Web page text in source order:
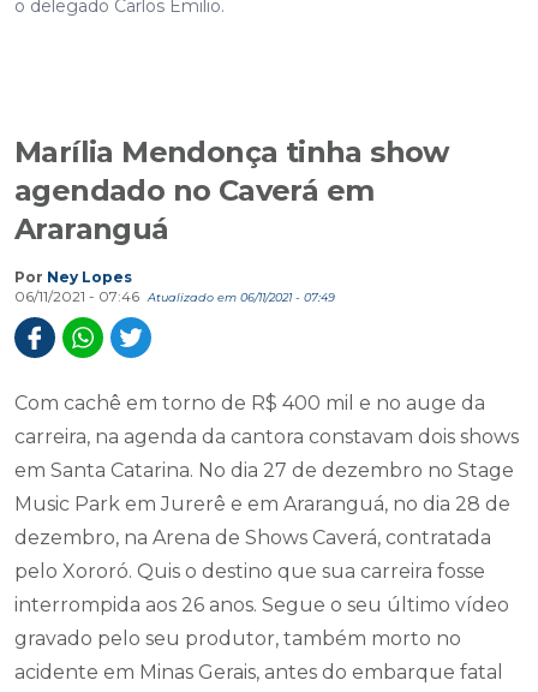
o delegado Carlos Emilio.
Marília Mendonça tinha show
agendado no Caverá em
Araranguá
Por Ney Lopes
06/11/2021 - 07:46
Atualizado em 06/11/2021 - 07:49
Com cachê em torno de R$ 400 mil e no auge da
carreira, na agenda da cantora constavam dois shows
em Santa Catarina. No dia 27 de dezembro no Stage
Music Park em Jurerê e em Araranguá, no dia 28 de
dezembro, na Arena de Shows Caverá, contratada
pelo Xororó. Quis o destino que sua carreira fosse
interrompida aos 26 anos. Segue o seu último vídeo
gravado pelo seu produtor, também morto no
acidente em Minas Gerais, antes do embarque fatal